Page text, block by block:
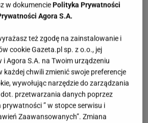
skoczek narciarski.
Skiklubb i zdobywca Pucharu
2012. Czterokrotny wicemistrz
brązowy medalista
Dwukrotny zwycięzca klasyfikacji
w dokumenciePolityka Prywatności
Agora S.A.
też zgodę na zainstalowanie i
cookie Gazeta.pl sp. z o.o., jej
Agora S.A. na Twoim urządzeniu
każdej chwili zmienić swoje preferencje
wywołując narzędzie do zarządzania
przetwarzania danych poprzez
prywatności ” w stopce serwisu i
Zaawansowanych”. Zmiana